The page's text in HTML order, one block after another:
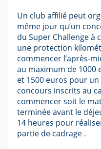
Un club affilié peut
même jour qu’un
du Super Challenge
une protection
commencer l’après-
au maximum de
et 1500 euros pour
concours inscrits au
commencer soit le
terminée avant le
14 heures pour
partie de cadrage .